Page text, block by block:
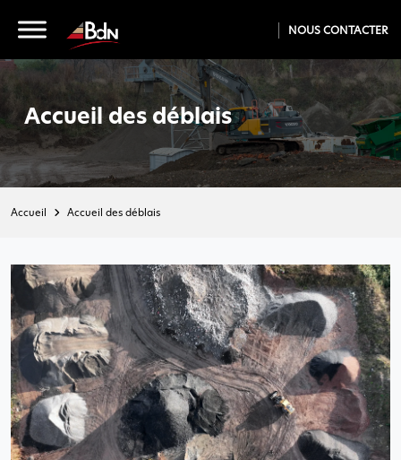
NOUS CONTACTER
Accueil des déblais
Accueil Accueil des déblais